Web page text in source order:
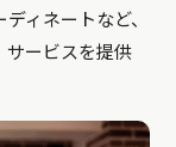
ィネートなど、
サービスを提供